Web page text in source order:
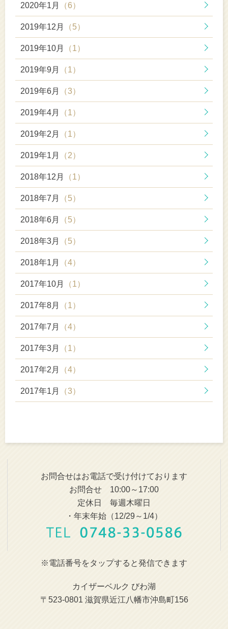
2020年1月 （6）
2019年12月 （5）
2019年10月 （1）
2019年9月 （1）
2019年6月 （3）
2019年4月 （1）
2019年2月 （1）
2019年1月 （2）
2018年12月 （1）
2018年7月 （5）
2018年6月 （5）
2018年3月 （5）
2018年1月 （4）
2017年10月 （1）
2017年8月 （1）
2017年7月 （4）
2017年3月 （1）
2017年2月 （4）
2017年1月 （3）
お問合せはお電話で受け付けております
お問合せ 10:00～17:00
定休日 毎週木曜日
・年末年始（12/29～1/4）
※電話番号をタップすると発信できます
カイザーベルク びわ湖
〒523-0801 滋賀県近江八幡市沖島町156